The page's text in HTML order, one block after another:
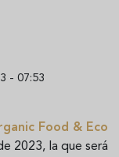
- 07:53
Food & Eco
2023, la que será